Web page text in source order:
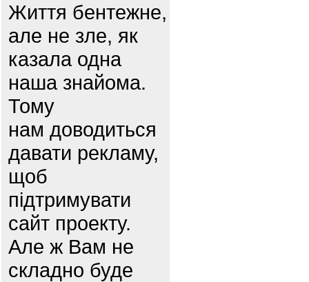
Життя бентежне,
але не зле, як
казала одна
наша знайома.
Тому
нам доводиться
давати рекламу,
щоб
підтримувати
сайт проекту.
Але ж Вам не
складно буде